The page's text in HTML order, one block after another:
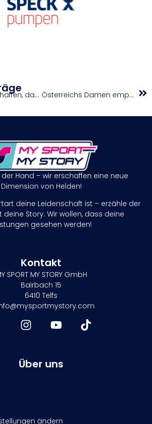
„Awareness schaffen, dass Frauen-Sport cool ist“ Österreichs Damen empfangen Kroatien
Hand – wir erschaffen eine neue
Dimension von Helden!
deine Leidenschaft ist – erzähle der
deine Story. Wir wollen, dass deine
gesehen werden!
Kontakt
SPORT MY STORY GmbH
Bairbach 15
6410 Telfs
Über uns
ändern